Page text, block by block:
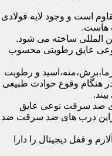
است و وجود لایه فولادی
هاست.
المللی ساخته می شود.
عایق رطوبتی محسوب
و رطوبت
هنگام وقوع حوادث طبیعی
ضد سرقت نوعی عایق
درب های ضد سرقت ضد
و قفل دیجیتال را دارا